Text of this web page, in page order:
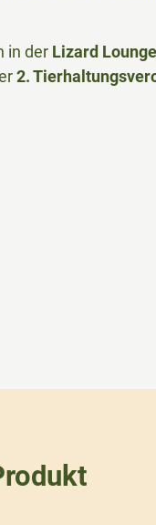
in der Lizard Lounge
2.